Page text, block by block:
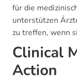
für die
unterstützen
zu treffen, wenn
Clinical
Action